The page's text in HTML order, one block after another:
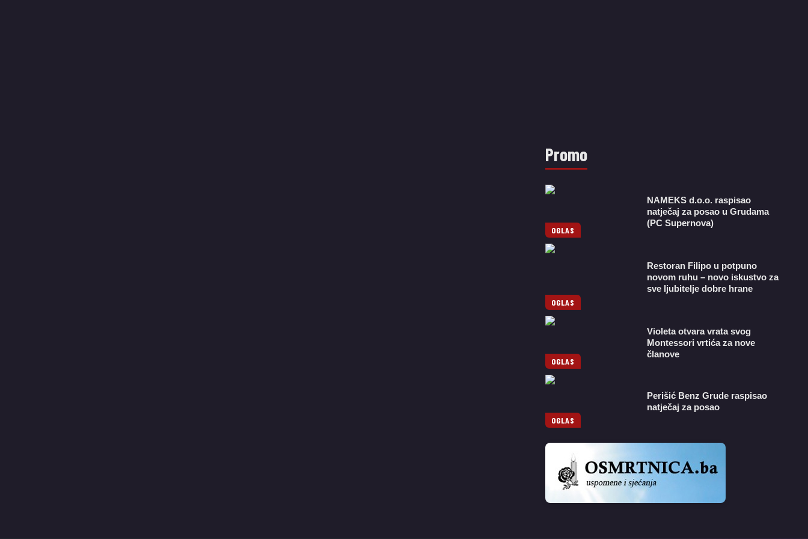
Promo
OGLAS
NAMEKS d.o.o. raspisao
natječaj za posao u Grudama
(PC Supernova)
OGLAS
Restoran Filipo u potpuno
novom ruhu – novo iskustvo za
sve ljubitelje dobre hrane
OGLAS
Violeta otvara vrata svog
Montessori vrtića za nove
članove
OGLAS
Perišić Benz Grude raspisao
natječaj za posao